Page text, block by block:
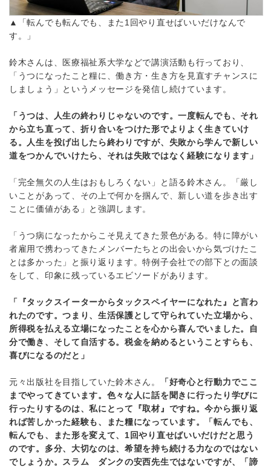
▲「転んでも転んでも、また1回やり直せばいいだけなんで
す。」
鈴木さんは、医療福祉系大学などで講演活動も行っており、
「うつになったこと糧に、働き方・生き方を見直すチャンスに
しましょう」というメッセージを発信し続けています。
「うつは、人生の終わりじゃないのです。一度転んでも、それ
から立ち直って、折り合いをつけた形でよりよく生きていけ
る。人生を投げ出したら終わりですが、失敗から学んで新しい
道をつかんでいけたら、それは失敗ではなく経験になります」
「完全無欠の人生はおもしろくない」と語る鈴木さん。「厳し
いことがあって、その上で何かを掴んで、新しい道を歩き出す
ことに価値がある」と強調します。
「うつ病になったからこそ見えてきた景色がある。特に障がい
者雇用で携わってきたメンバーたちとの出会いから気づけたこ
とは多かった」と振り返ります。特例子会社での部下との面談
をして、印象に残っているエビソードがあります。
「『タックスイーターからタックスペイヤーになれた』と言わ
れたのです。つまり、生活保護として守られていた立場から、
所得税を払える立場になったことを心から喜んでいました。自
分で働き、そして自活する。税金を納めるということすらも、
喜びになるのだと」
元々出版社を目指していた鈴木さん。
「好奇心と行動力でここ
までやってきています。色々な人に話を聞きに行ったり学びに
行ったりするのは、私にとって『取材』ですね。今から振り返
れば苦しかった経験も、また糧になっています。「転んでも、
転んでも、また形を変えて、1回やり直せばいいだけだと思う
のです。多分、大切なのは、希望を持ち続ける力なのではない
でしょうか。スラム ダンクの安西先生ではないですが、「諦